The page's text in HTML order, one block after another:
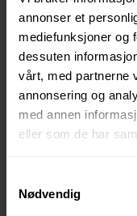
annonser et
mediefunksjoner og
dessuten
vårt, med partnerne
annonsering og
med annen
eller som de har
Nødvendig
5 viktige folk
obligatorisk